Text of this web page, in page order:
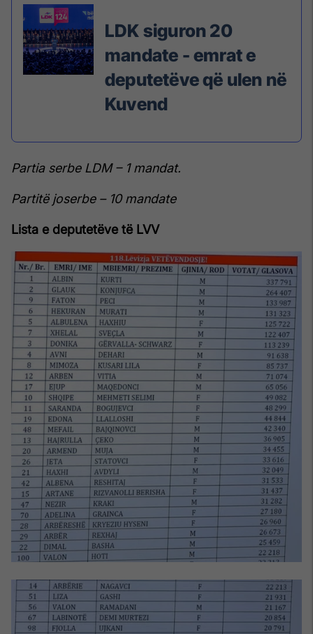
LDK siguron 20
mandate - emrat e
deputetëve që ulen në
Kuvend
Partia serbe LDM – 1 mandat.
Partitë joserbe – 10 mandate
Lista e deputetëve të LVV